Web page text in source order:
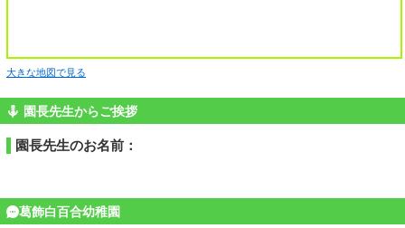
大きな地図で見る
園長先生からご挨拶
園長先生のお名前：
葛飾白百合幼稚園